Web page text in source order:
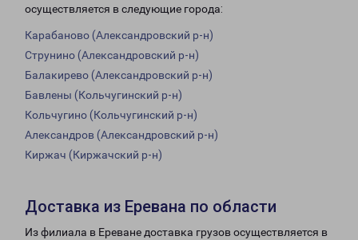
осуществляется в следующие города:
Карабаново (Александровский р-н)
Струнино (Александровский р-н)
Балакирево (Александровский р-н)
Бавлены (Кольчугинский р-н)
Кольчугино (Кольчугинский р-н)
Александров (Александровский р-н)
Киржач (Киржачский р-н)
Доставка из Еревана по области
Из филиала в Ереване доставка грузов осуществляется в